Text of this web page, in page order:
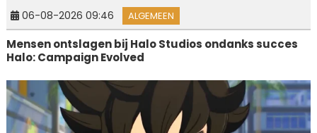
06-08-2026 09:46 ALGEMEEN
Mensen ontslagen bij Halo Studios ondanks succes
Halo: Campaign Evolved